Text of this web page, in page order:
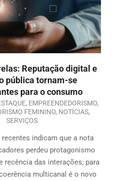
Reputação digital e
pública tornam-se
para o consumo
, EMPREENDEDORISMO,
FEMININO, NOTÍCIAS,
SERVIÇOS
indicam que a nota
perdeu protagonismo
recência das interações; para
multicanal é o novo